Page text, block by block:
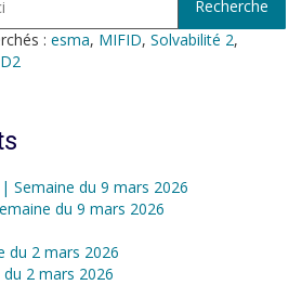
: esma, MIFID, Solvabilité 2,
Semaine du 9 mars 2026
du 9 mars 2026
du 2 mars 2026
2 mars 2026